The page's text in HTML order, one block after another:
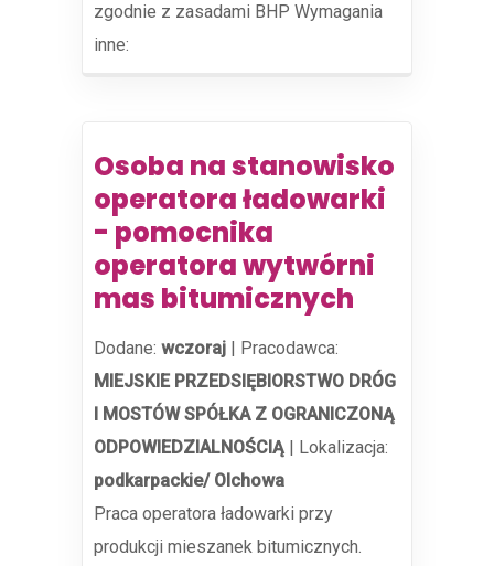
zgodnie z zasadami BHP Wymagania
inne:
Osoba na stanowisko
operatora ładowarki
- pomocnika
operatora wytwórni
mas bitumicznych
Dodane: wczoraj | Pracodawca:
MIEJSKIE PRZEDSIĘBIORSTWO DRÓG
I MOSTÓW SPÓŁKA Z OGRANICZONĄ
ODPOWIEDZIALNOŚCIĄ | Lokalizacja:
podkarpackie/ Olchowa
Praca operatora ładowarki przy
produkcji mieszanek bitumicznych.